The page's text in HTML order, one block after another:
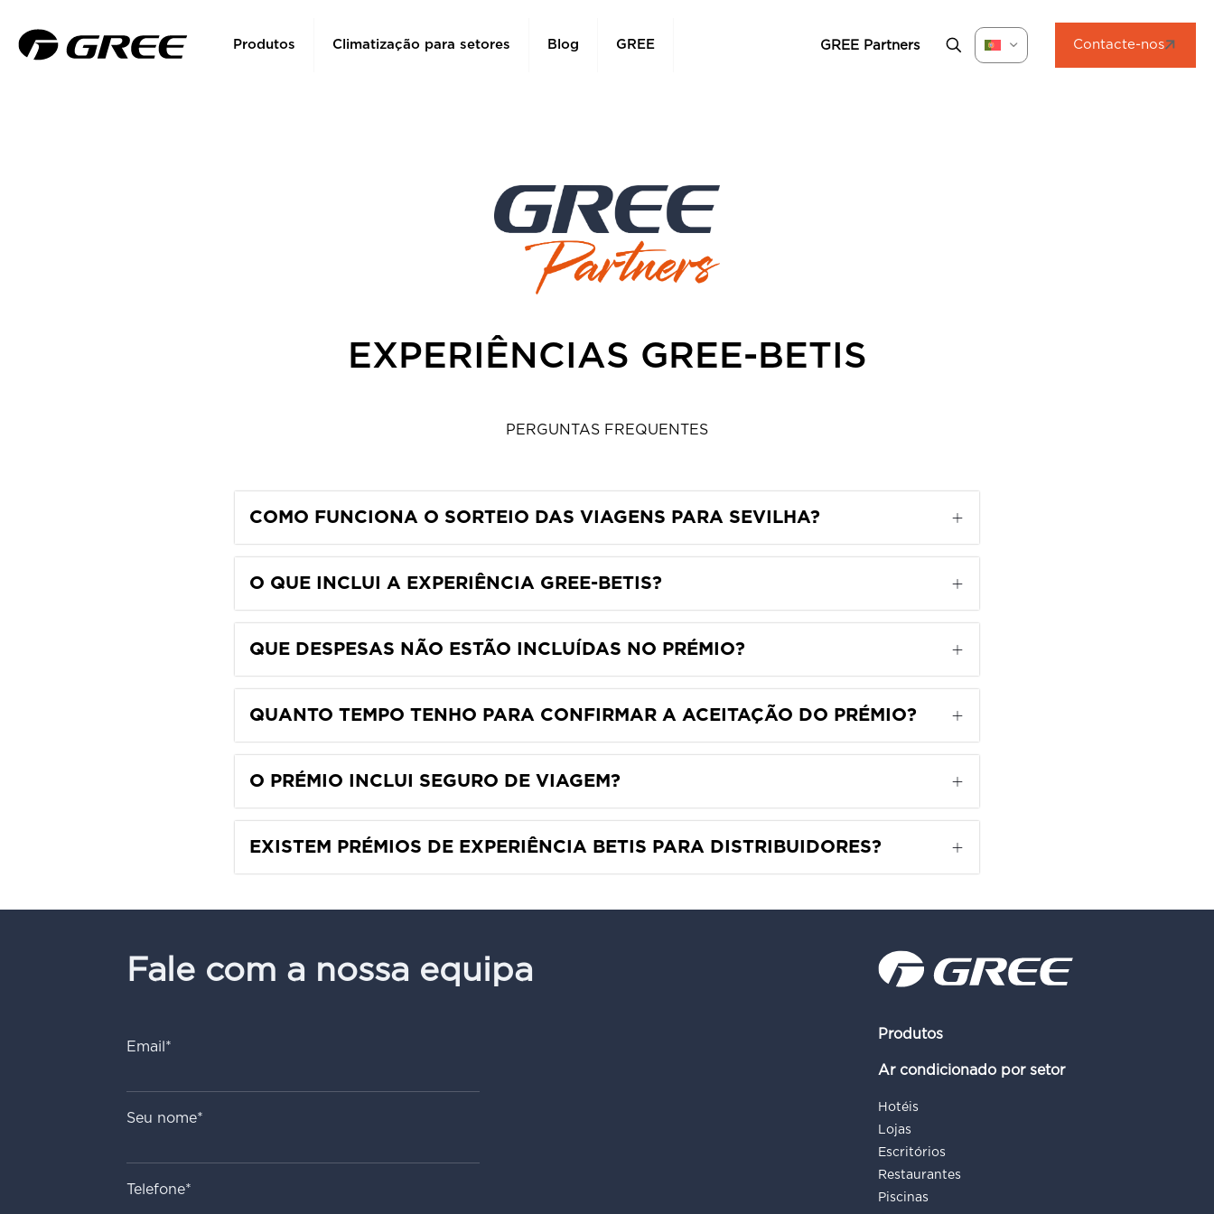
Produtos Climatização para setores Blog GREE GREE Partners Contacte-nos
EXPERIÊNCIAS GREE-BETIS
PERGUNTAS FREQUENTES
COMO FUNCIONA O SORTEIO DAS VIAGENS PARA SEVILHA?
O QUE INCLUI A EXPERIÊNCIA GREE-BETIS?
QUE DESPESAS NÃO ESTÃO INCLUÍDAS NO PRÉMIO?
QUANTO TEMPO TENHO PARA CONFIRMAR A ACEITAÇÃO DO PRÉMIO?
O PRÉMIO INCLUI SEGURO DE VIAGEM?
EXISTEM PRÉMIOS DE EXPERIÊNCIA BETIS PARA DISTRIBUIDORES?
Fale com a nossa equipa
Email*
Seu nome*
Telefone*
Produtos
Ar condicionado por setor
Hotéis
Lojas
Escritórios
Restaurantes
Piscinas